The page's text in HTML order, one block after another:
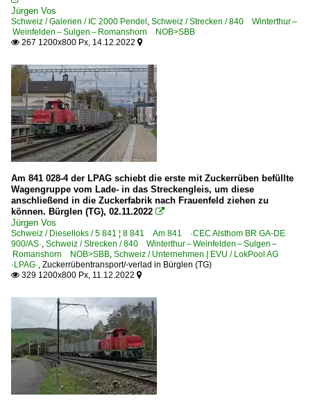
Jürgen Vos
Schweiz / Galerien / IC 2000 Pendel , Schweiz / Strecken / 840 Winterthur –
Weinfelden – Sulgen – Romanshorn NOB>SBB
 267 1200x800 Px, 14.12.2022 
Am 841 028-4 der LPAG schiebt die erste mit Zuckerrüben befüllte
Wagengruppe vom Lade- in das Streckengleis, um diese
anschließend in die Zuckerfabrik nach Frauenfeld ziehen zu
können. Bürglen (TG), 02.11.2022 
Jürgen Vos
Schweiz / Dieselloks / 5 841 ¦ 8 841 Am 841 ·CEC Alsthom BR GA-DE
900/AS·, Schweiz / Strecken / 840 Winterthur – Weinfelden – Sulgen –
Romanshorn NOB>SBB, Schweiz / Unternehmen | EVU / LokPool AG
·LPAG·, Zuckerrübentransport/-verlad in Bürglen (TG)
 329 1200x800 Px, 11.12.2022 